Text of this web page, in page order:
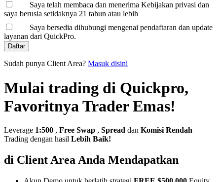
Saya telah membaca dan menerima Kebijakan privasi dan
saya berusia setidaknya 21 tahun atau lebih
Saya bersedia dihubungi mengenai pendaftaran dan update
layanan dari QuickPro.
Daftar
Sudah punya Client Area? Masuk disini
Mulai trading di Quickpro,
Favoritnya Trader Emas!
Leverage 1:500 , Free Swap , Spread dan Komisi Rendah
Trading dengan hasil Lebih Baik!
di Client Area Anda Mendapatkan